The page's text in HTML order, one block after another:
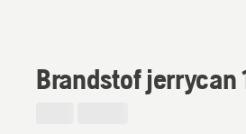
Brandstof jerrycan